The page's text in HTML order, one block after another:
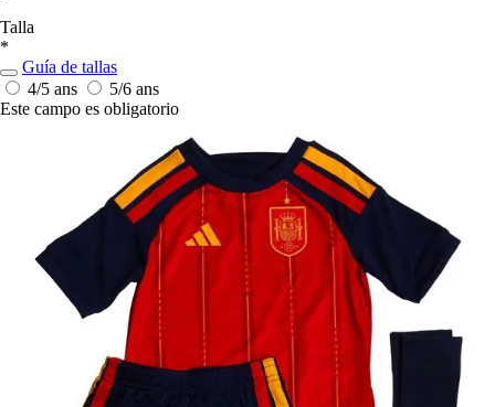
Talla
*
Guía de tallas
4/5 ans
5/6 ans
Este campo es obligatorio